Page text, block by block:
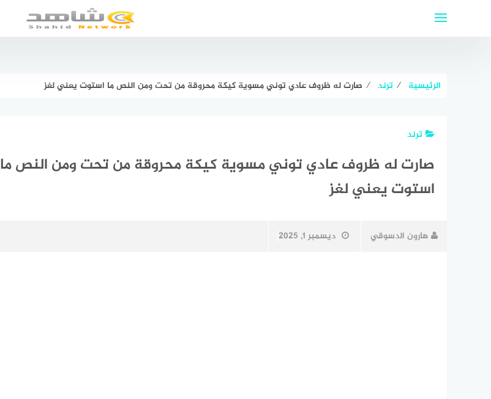
الرئيسية ⁄ ترند ⁄
ترند
‏‎‎صارت له ظروف عادي توني مسوية كيكة محروقة من تحت ومن النص ما
استوت يعني لغز
هارون الدسوقي ديسمبر 1, 2025